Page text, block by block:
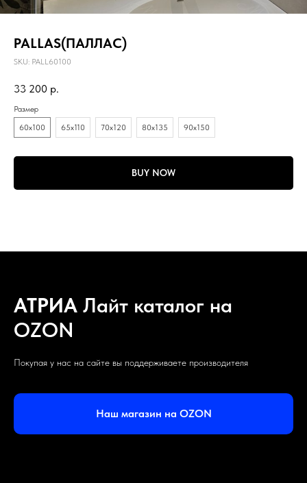
PALLAS(ПАЛЛАС)
SKU: PALL60100
33 200 р.
Размер
60х100
65х110 70х120 80х135 90х150
BUY NOW
АТРИА Лайт каталог на
OZON
Покупая у нас на сайте вы поддерживаете производителя
Наш магазин на OZON